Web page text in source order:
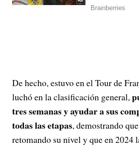
De hecho, estuvo en el Tour de
luchó en la clasificación general,
tres semanas y ayudar a sus
todas las etapas, demostrando
retomando su nivel y que en 2024